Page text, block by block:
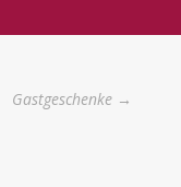
Gastgeschenke →